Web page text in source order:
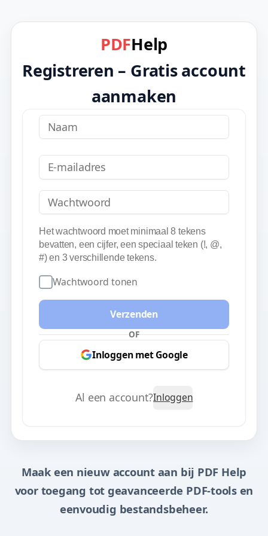
PDFHelp
Registreren – Gratis account
aanmaken
Registreren
Naam
E-mailadres
Wachtwoord
Het wachtwoord moet minimaal 8 tekens
bevatten, een cijfer, een speciaal teken (!, @,
#) en 3 verschillende tekens.
Wachtwoord tonen
Verzenden
OF
Inloggen met Google
Al een account?Inloggen
Maak een nieuw account aan bij PDF Help
voor toegang tot geavanceerde PDF-tools en
eenvoudig bestandsbeheer.